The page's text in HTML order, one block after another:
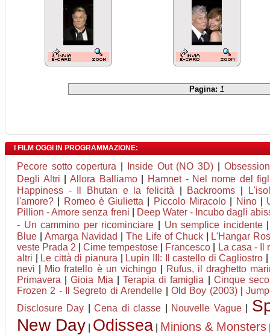
Pagina: 1
I FILM OGGI IN PROGRAMMAZIONE:
Pecore sotto copertura Inside Out (NO 3D) Obsession
Degli Altri |Allora Balliamo|
Hamnet - Nel nome del
Happiness - Il Bhutan e la felicità
Backrooms
l'amore?
Romeo è Giulietta Piccolo Miracolo Nino|
Pillion - Amore senza freni
Deep Water - Incubo dagli
- Un cammino per ricominciare
Un semplice incidente
Blue
Amarga Navidad The Life of Chuck|
L'Hangar
veste Prada 2 |Cime tempestose Francesco
La casa - Il
altri
Le città di pianura Lupin III: Il castello di Cagliostro
nevi
Mio fratello è un vichingo|
Rufus, il draghetto
Primavera |Gioia Mia Terapia di famiglia
Cinque
Frozen 2 - Il Segreto di Arendelle
Old Boy (2003)|
Disclosure Day |Cena di classe Nouvelle Vague|
New Day Odissea Minions & Monsters